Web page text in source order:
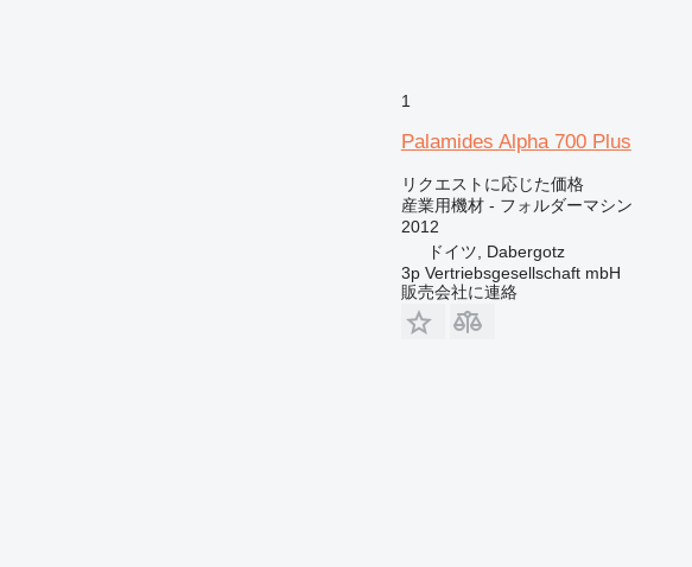
1
Palamides Alpha 700 Plus
リクエストに応じた価格
産業用機材 - フォルダーマシン
2012
ドイツ, Dabergotz
3p Vertriebsgesellschaft mbH
販売会社に連絡